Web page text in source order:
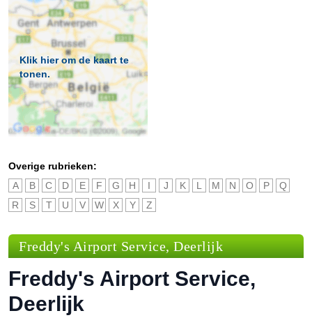
Klik hier om de kaart te
tonen.
Overige rubrieken:
A
B C D E F G H I J K L M N O P
Q
R
S T U V W X Y Z
Freddy's Airport Service, Deerlijk
Freddy's Airport Service,
Deerlijk